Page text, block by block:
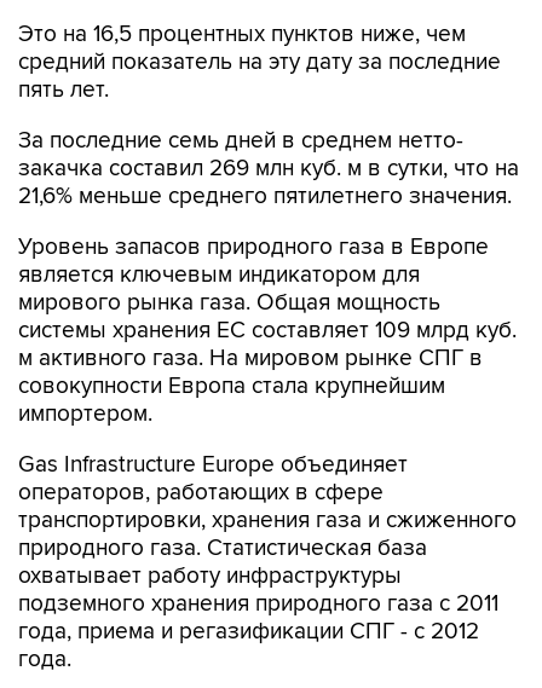
Это на 16,5 процентных пунктов ниже, чем
средний показатель на эту дату за последние
пять лет.
За последние семь дней в среднем нетто-
закачка составил 269 млн куб. м в сутки, что на
21,6% меньше среднего пятилетнего значения.
Уровень запасов природного газа в Европе
является ключевым индикатором для
мирового рынка газа. Общая мощность
системы хранения ЕС составляет 109 млрд куб.
м активного газа. На мировом рынке СПГ в
совокупности Европа стала крупнейшим
импортером.
Gas Infrastructure Europe объединяет
операторов, работающих в сфере
транспортировки, хранения газа и сжиженного
природного газа. Статистическая база
охватывает работу инфраструктуры
подземного хранения природного газа с 2011
года, приема и регазификации СПГ - с 2012
года.